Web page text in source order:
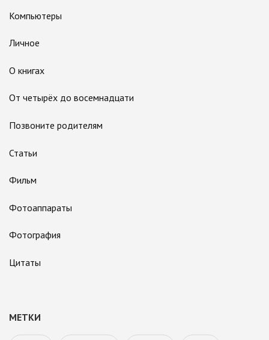
Компьютеры
Личное
О книгах
От четырёх до восемнадцати
Позвоните родителям
Статьи
Фильм
Фотоаппараты
Фотография
Цитаты
МЕТКИ